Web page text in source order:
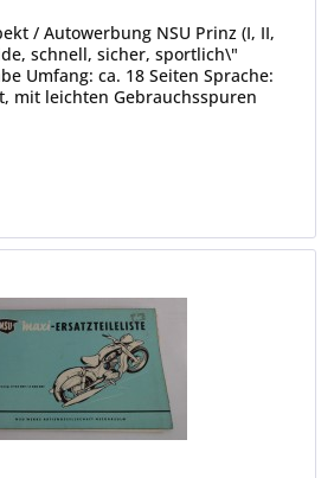
/ Autowerbung NSU Prinz (I, II,
schnell, sicher, sportlich\"
Umfang: ca. 18 Seiten Sprache:
mit leichten Gebrauchsspuren